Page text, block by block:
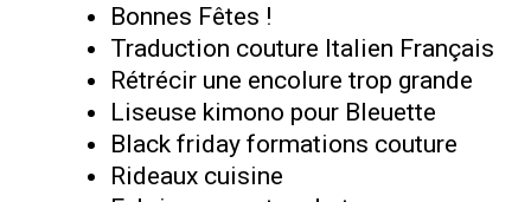
Bonnes Fêtes !
Traduction couture Italien Français
Rétrécir une encolure trop grande
Liseuse kimono pour Bleuette
Black friday formations couture
Rideaux cuisine